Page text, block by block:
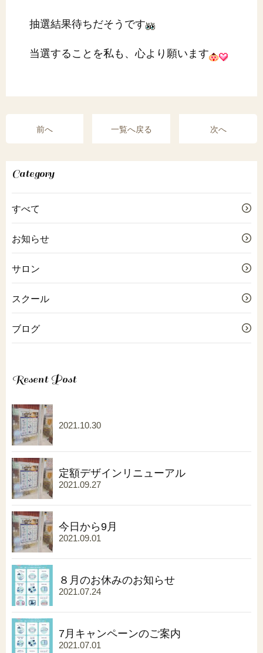
抽選結果待ちだそうです
当選することを私も、心より願います
前へ 一覧へ戻る 次へ
Category
すべて
お知らせ
サロン
スクール
ブログ
Resent Post
2021.10.30
定額デザインリニューアル
2021.09.27
今日から9月
2021.09.01
８月のお休みのお知らせ
2021.07.24
7月キャンペーンのご案内
2021.07.01